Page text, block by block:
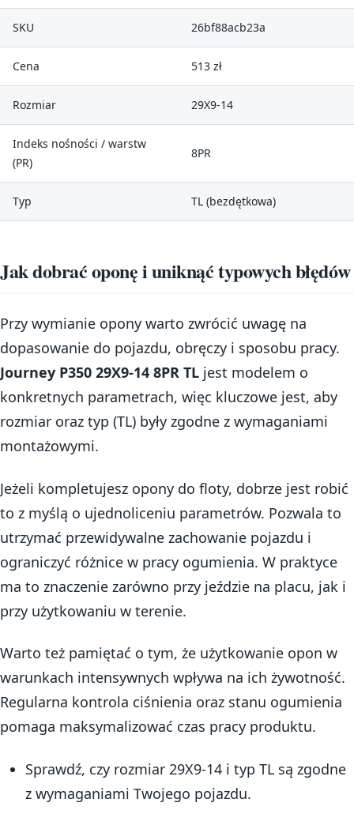
SKU 26bf88acb23a
Cena 513 zł
Rozmiar 29X9-14
Indeks nośności / warstw
(PR)
8PR
Typ TL (bezdętkowa)
Jak dobrać oponę i uniknąć typowych błędów
Przy wymianie opony warto zwrócić uwagę na
dopasowanie do pojazdu, obręczy i sposobu pracy.
Journey P350 29X9-14 8PR TL jest modelem o
konkretnych parametrach, więc kluczowe jest, aby
rozmiar oraz typ (TL) były zgodne z wymaganiami
montażowymi.
Jeżeli kompletujesz opony do floty, dobrze jest robić
to z myślą o ujednoliceniu parametrów. Pozwala to
utrzymać przewidywalne zachowanie pojazdu i
ograniczyć różnice w pracy ogumienia. W praktyce
ma to znaczenie zarówno przy jeździe na placu, jak i
przy użytkowaniu w terenie.
Warto też pamiętać o tym, że użytkowanie opon w
warunkach intensywnych wpływa na ich żywotność.
Regularna kontrola ciśnienia oraz stanu ogumienia
pomaga maksymalizować czas pracy produktu.
Sprawdź, czy rozmiar 29X9-14 i typ TL są zgodne
z wymaganiami Twojego pojazdu.